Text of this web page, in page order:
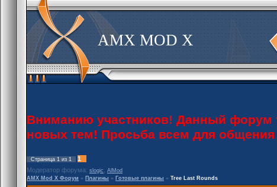
AMX MOD X
Вниманию участников! Данный форум
новых тем! Просьба всем для
Страница 1 из 1
1
Модератор форума: slogic
AlMod
AMX Mod X Форум » Плагины » Готовые плагины » Tree Last Rounds